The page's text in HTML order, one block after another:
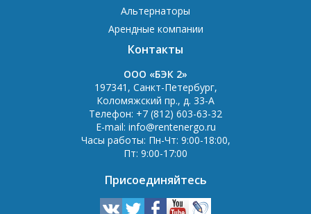
Альтернаторы
Арендные компании
Контакты
OOO «БЭК 2»
197341 , Санкт-Петербург,
Коломяжский пр., д. 33-А
Телефон: +7 (812) 603-63-32
E-mail: info@rentenergo.ru
Часы работы: Пн-Чт: 9:00-18:00,
Пт: 9:00-17:00
Присоединяйтесь